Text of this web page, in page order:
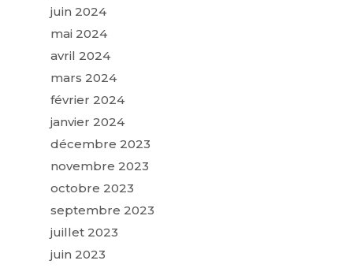
juin 2024
mai 2024
avril 2024
mars 2024
février 2024
janvier 2024
décembre 2023
novembre 2023
octobre 2023
septembre 2023
juillet 2023
juin 2023